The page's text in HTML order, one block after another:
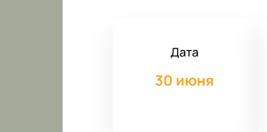
Дата
30 июня